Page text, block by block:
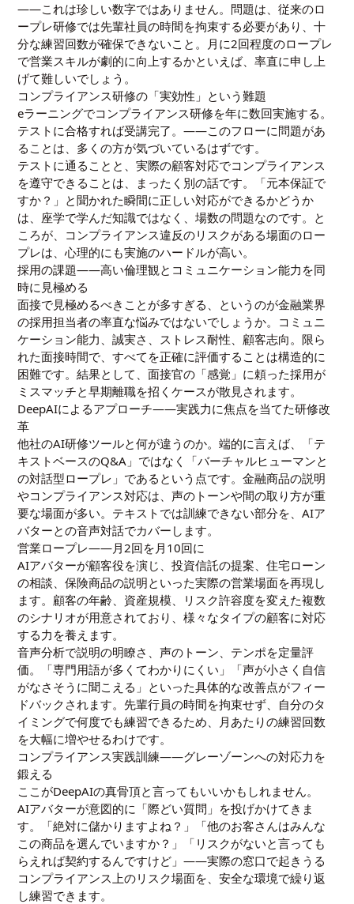
——これは珍しい数字ではありません。問題は、従来のロ
ープレ研修では先輩社員の時間を拘束する必要があり、十
分な練習回数が確保できないこと。月に2回程度のロープレ
で営業スキルが劇的に向上するかといえば、率直に申し上
げて難しいでしょう。
コンプライアンス研修の「実効性」という難題
eラーニングでコンプライアンス研修を年に数回実施する。
テストに合格すれば受講完了。——このフローに問題があ
ることは、多くの方が気づいているはずです。
テストに通ることと、実際の顧客対応でコンプライアンス
を遵守できることは、まったく別の話です。「元本保証で
すか？」と聞かれた瞬間に正しい対応ができるかどうか
は、座学で学んだ知識ではなく、場数の問題なのです。と
ころが、コンプライアンス違反のリスクがある場面のロー
プレは、心理的にも実施のハードルが高い。
採用の課題——高い倫理観とコミュニケーション能力を同
時に見極める
面接で見極めるべきことが多すぎる、というのが金融業界
の採用担当者の率直な悩みではないでしょうか。コミュニ
ケーション能力、誠実さ、ストレス耐性、顧客志向。限ら
れた面接時間で、すべてを正確に評価することは構造的に
困難です。結果として、面接官の「感覚」に頼った採用が
ミスマッチと早期離職を招くケースが散見されます。
DeepAIによるアプローチ——実践力に焦点を当てた研修改
革
他社のAI研修ツールと何が違うのか。端的に言えば、「テ
キストベースのQ&A」ではなく「バーチャルヒューマンと
の対話型ロープレ」であるという点です。金融商品の説明
やコンプライアンス対応は、声のトーンや間の取り方が重
要な場面が多い。テキストでは訓練できない部分を、AIア
バターとの音声対話でカバーします。
営業ロープレ——月2回を月10回に
AIアバターが顧客役を演じ、投資信託の提案、住宅ローン
の相談、保険商品の説明といった実際の営業場面を再現し
ます。顧客の年齢、資産規模、リスク許容度を変えた複数
のシナリオが用意されており、様々なタイプの顧客に対応
する力を養えます。
音声分析で説明の明瞭さ、声のトーン、テンポを定量評
価。「専門用語が多くてわかりにくい」「声が小さく自信
がなさそうに聞こえる」といった具体的な改善点がフィー
ドバックされます。先輩行員の時間を拘束せず、自分のタ
イミングで何度でも練習できるため、月あたりの練習回数
を大幅に増やせるわけです。
コンプライアンス実践訓練——グレーゾーンへの対応力を
鍛える
ここがDeepAIの真骨頂と言ってもいいかもしれません。
AIアバターが意図的に「際どい質問」を投げかけてきま
す。「絶対に儲かりますよね？」「他のお客さんはみんな
この商品を選んでいますか？」「リスクがないと言っても
らえれば契約するんですけど」——実際の窓口で起きうる
コンプライアンス上のリスク場面を、安全な環境で繰り返
し練習できます。